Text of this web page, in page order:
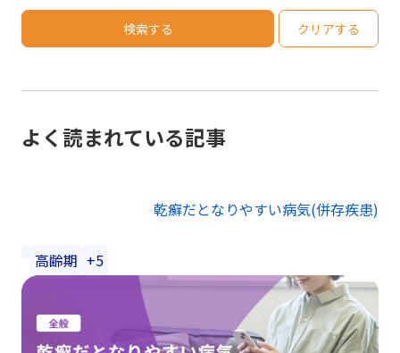
検索する クリアする
よく読まれている記事
乾癬だとなりやすい病気(併存疾患)
高齢期 +5